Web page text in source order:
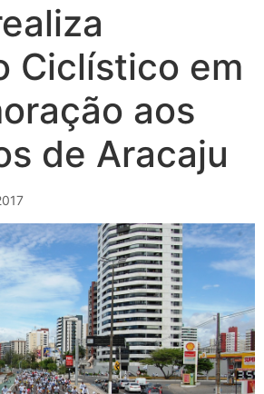
Ciclístico em
aos
de Aracaju